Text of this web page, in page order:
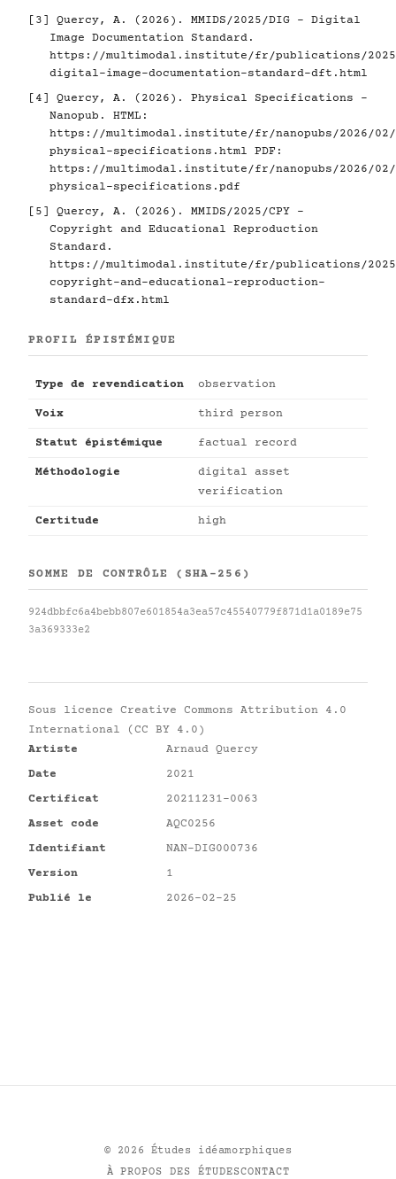
[3]
Quercy, A. (2026). MMIDS/2025/DIG - Digital
Image Documentation Standard.
https://multimodal.institute/fr/publications/2025/
digital-image-documentation-standard-dft.html
[4]
Quercy, A. (2026). Physical Specifications -
Nanopub. HTML:
https://multimodal.institute/fr/nanopubs/2026/02/
physical-specifications.html PDF:
https://multimodal.institute/fr/nanopubs/2026/02/
physical-specifications.pdf
[5]
Quercy, A. (2026). MMIDS/2025/CPY -
Copyright and Educational Reproduction
Standard.
https://multimodal.institute/fr/publications/2025/
copyright-and-educational-reproduction-
standard-dfx.html
PROFIL ÉPISTÉMIQUE
Type de revendication observation
Voix third person
Statut épistémique factual record
Méthodologie
digital asset
verification
Certitude high
SOMME DE CONTRÔLE (SHA-256)
924dbbfc6a4bebb807e601854a3ea57c45540779f871d1a0189e75
3a369333e2
Sous licence Creative Commons Attribution 4.0
International (CC BY 4.0)
Artiste
Arnaud Quercy
Date
2021
Certificat
20211231-0063
Asset code
AQC0256
Identifiant
NAN-DIG000736
Version
1
Publié le
2026-02-25
© 2026 Études idéamorphiques
À PROPOS DES ÉTUDESCONTACT